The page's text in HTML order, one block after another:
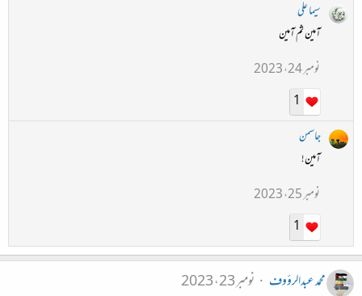
سیما علی
آمین ثم آمین
نومبر 24، 2023
1
جاسمن
آمین!
نومبر 25، 2023
1
محمد عبدالرؤوف
نومبر 23، 2023